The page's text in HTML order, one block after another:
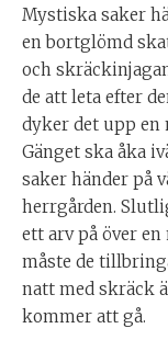
Mystiska saker
en bortglömd
och
de att leta efter
dyker det upp en
Gänget ska åka
saker händer på
herrgården.
ett arv på över
måste de
natt med skräck
kommer att gå.